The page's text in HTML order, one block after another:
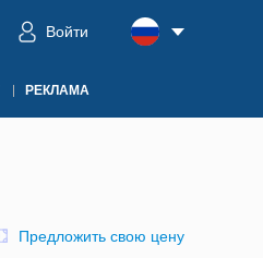
Войти
РЕКЛАМА
Предложить свою цену